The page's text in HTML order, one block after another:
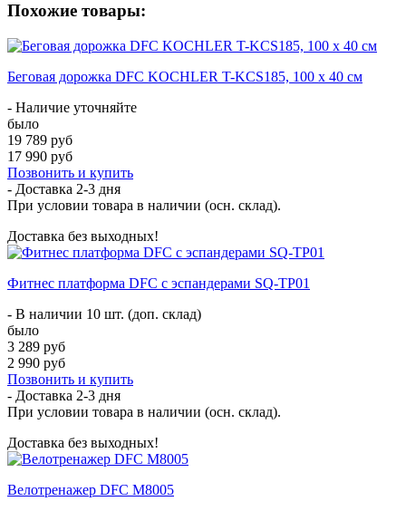
Похожие товары:
Беговая дорожка DFC KOCHLER T-KCS185, 100 х 40 см
- Наличие уточняйте
было
19 789 руб
17 990 руб
Позвонить и купить
- Доставка 2-3 дня
При условии товара в наличии (осн. склад).
Доставка без выходных!
Фитнес платформа DFC с эспандерами SQ-TP01
- В наличии 10 шт. (доп. склад)
было
3 289 руб
2 990 руб
Позвонить и купить
- Доставка 2-3 дня
При условии товара в наличии (осн. склад).
Доставка без выходных!
Велотренажер DFC M8005